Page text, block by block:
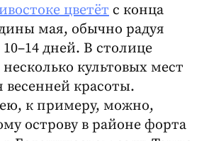
цветёт с конца
мая, обычно радуя
дней. В столице
культовых мест
весенней красоты.
к примеру, можно,
острову в районе форта